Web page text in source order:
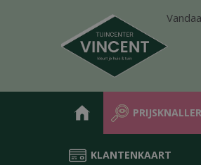
Home KLANTENKAART